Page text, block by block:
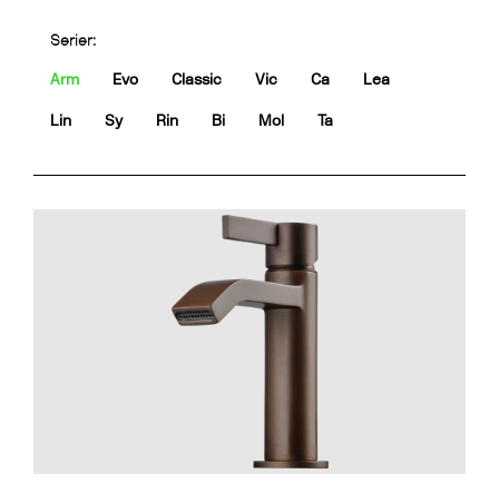
Serier:
Arm Evo Classic Vic Ca Lea
Lin Sy Rin Bi Mol Ta